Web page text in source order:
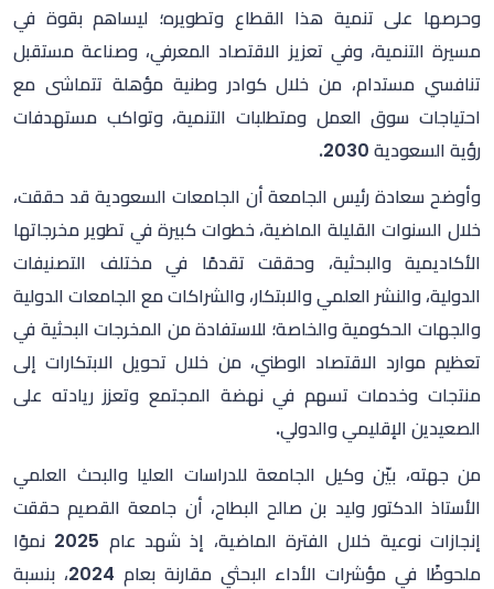
وحرصها على تنمية هذا القطاع وتطويره؛ ليساهم بقوة في
مسيرة التنمية، وفي تعزيز الاقتصاد المعرفي، وصناعة مستقبل
تنافسي مستدام، من خلال كوادر وطنية مؤهلة تتماشى مع
احتياجات سوق العمل ومتطلبات التنمية، وتواكب مستهدفات
رؤية السعودية 2030.
وأوضح سعادة رئيس الجامعة أن الجامعات السعودية قد حققت،
خلال السنوات القليلة الماضية، خطوات كبيرة في تطوير مخرجاتها
الأكاديمية والبحثية، وحققت تقدمًا في مختلف التصنيفات
الدولية، والنشر العلمي والابتكار، والشراكات مع الجامعات الدولية
والجهات الحكومية والخاصة؛ للاستفادة من المخرجات البحثية في
تعظيم موارد الاقتصاد الوطني، من خلال تحويل الابتكارات إلى
منتجات وخدمات تسهم في نهضة المجتمع وتعزز ريادته على
الصعيدين الإقليمي والدولي.
من جهته، بيّن وكيل الجامعة للدراسات العليا والبحث العلمي
الأستاذ الدكتور وليد بن صالح البطاح، أن جامعة القصيم حققت
إنجازات نوعية خلال الفترة الماضية، إذ شهد عام 2025 نموًا
ملحوظًا في مؤشرات الأداء البحثي مقارنة بعام 2024، بنسبة